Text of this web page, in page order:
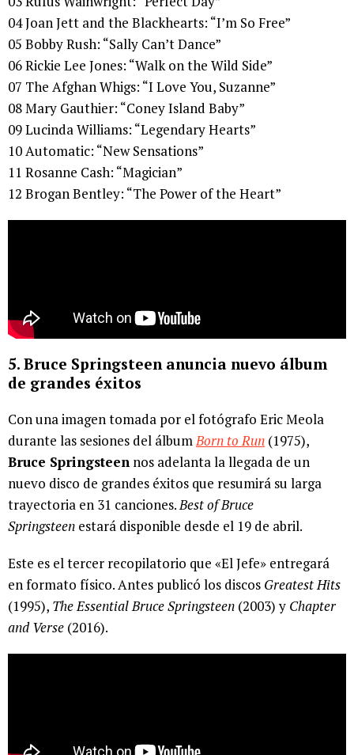
04 Joan Jett and the Blackhearts: “I’m So Free”
05 Bobby Rush: “Sally Can’t Dance”
06 Rickie Lee Jones: “Walk on the Wild Side”
07 The Afghan Whigs: “I Love You, Suzanne”
08 Mary Gauthier: “Coney Island Baby”
09 Lucinda Williams: “Legendary Hearts”
10 Automatic: “New Sensations”
11 Rosanne Cash: “Magician”
12 Brogan Bentley: “The Power of the Heart”
5. Bruce Springsteen anuncia nuevo álbum
de grandes éxitos
Con una imagen tomada por el fotógrafo Eric Meola
durante las sesiones del álbumBorn to Run (1975),
Bruce Springsteen nos adelanta la llegada de un
nuevo disco de grandes éxitos que resumirá su larga
trayectoria en 31 canciones.Best of Bruce
Springsteen estará disponible desde el 19 de abril.
Este es el tercer recopilatorio que «El Jefe» entregará
en formato físico. Antes publicó los discos Greatest Hits
(1995), The Essential Bruce Springsteen (2003) y Chapter
and Verse (2016).